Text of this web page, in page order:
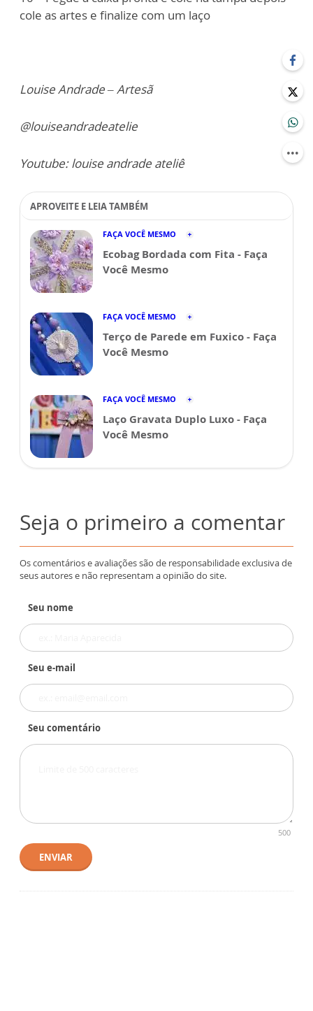
cole as artes e finalize com um laço
Louise Andrade – Artesã
@louiseandradeatelie
Youtube: louise andrade ateliê
APROVEITE E LEIA TAMBÉM
FAÇA VOCÊ MESMO
Ecobag Bordada com Fita - Faça
Você Mesmo
FAÇA VOCÊ MESMO
Terço de Parede em Fuxico - Faça
Você Mesmo
FAÇA VOCÊ MESMO
Laço Gravata Duplo Luxo - Faça
Você Mesmo
Seja o primeiro a comentar
Os comentários e avaliações são de responsabilidade exclusiva de
seus autores e não representam a opinião do site.
Seu nome
Seu e-mail
Seu comentário
500
ENVIAR